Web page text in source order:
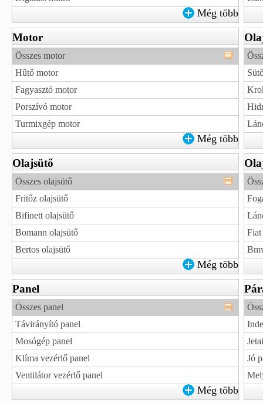
Még több
Motor
Összes motor
Hűtő motor
Fagyasztó motor
Porszívó motor
Turmixgép motor
Még több
Olajsütő
Összes olajsütő
Fritőz olajsütő
Bifinett olajsütő
Bomann olajsütő
Bertos olajsütő
Még több
Fiat
Panel
Összes panel
Távirányító panel
Mosógép panel
Klíma vezérlő panel
Ventilátor vezérlő panel
Még több
Jó